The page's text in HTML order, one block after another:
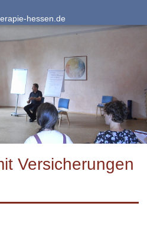
hessen.de
Versicherungen